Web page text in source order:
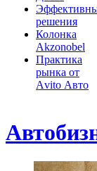
решения
Колонка
Akzonobel
Практика
рынка от
Аvito Авто